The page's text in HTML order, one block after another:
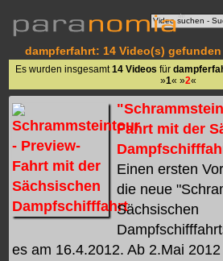
dampferfahrt: 14 Video(s) gefunden
Es wurden insgesamt14 Videos für
»1« »2«
Fahrt mit der
Einen ersten
die neue
Sächsischen
es am 16.4.2012. Ab 2.Mai